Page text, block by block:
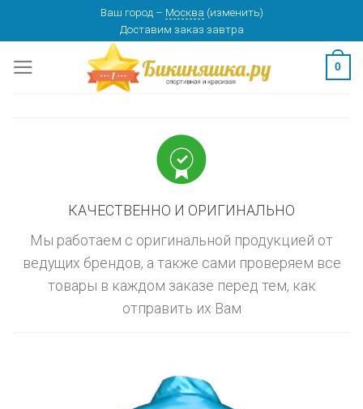
content
Ваш город – Москва (изменить)
Доставим заказ завтра
0
КАЧЕСТВЕННО И ОРИГИНАЛЬНО
Мы работаем с оригинальной продукцией от
ведущих брендов, а также сами проверяем все
товары в каждом заказе перед тем, как
отправить их Вам
изменить